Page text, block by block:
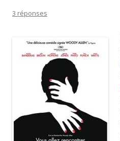
3 réponses